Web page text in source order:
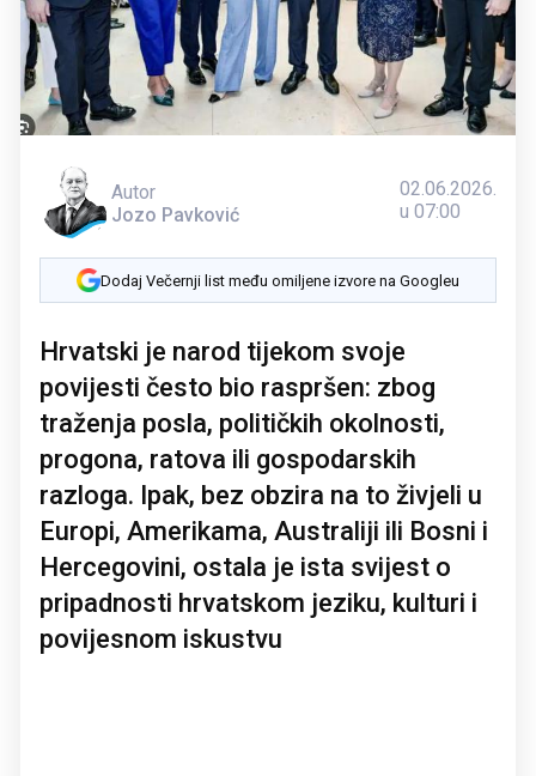
Autor
Jozo Pavković
02.06.2026.
u 07:00
Dodaj Večernji list među omiljene izvore na Googleu
Hrvatski je narod tijekom svoje
povijesti često bio raspršen: zbog
traženja posla, političkih okolnosti,
progona, ratova ili gospodarskih
razloga. Ipak, bez obzira na to živjeli u
Europi, Amerikama, Australiji ili Bosni i
Hercegovini, ostala je ista svijest o
pripadnosti hrvatskom jeziku, kulturi i
povijesnom iskustvu